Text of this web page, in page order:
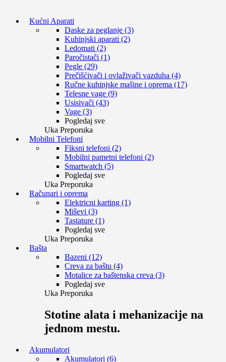
Kućni Aparati
Daske za peglanje (3)
Kuhinjski aparati (2)
Ledomati (2)
Paročistači (1)
Pegle (29)
Prečišćivači i ovlaživači vazduha (4)
Ručne kuhinjske mašine i oprema (17)
Telesne vage (9)
Usisivači (43)
Vage (3)
Pogledaj sve
Uka Preporuka
Mobilni Telefoni
Fiksni telefoni (2)
Mobilni pametni telefoni (2)
Smartwatch (5)
Pogledaj sve
Uka Preporuka
Računari i oprema
Elektricni karting (1)
Miševi (3)
Tastature (1)
Pogledaj sve
Uka Preporuka
Bašta
Bazeni (12)
Creva za baštu (4)
Motalice za baštenska creva (3)
Pogledaj sve
Uka Preporuka
Stotine alata i mehanizacije na
jednom mestu.
Akumulatori
Akumulatori (6)